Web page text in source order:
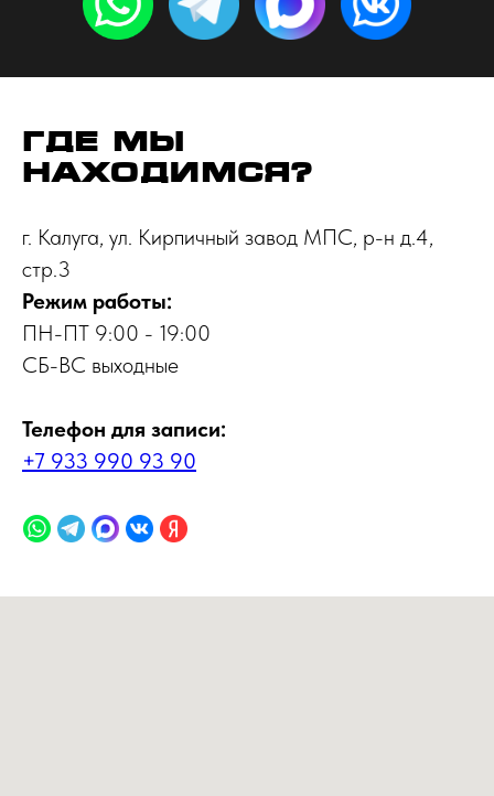
Где мы
находимся?
г. Калуга, ул. Кирпичный завод МПС, р-н д.4,
стр.3
Режим работы:
ПН-ПТ 9:00 - 19:00
СБ-ВС выходные
Телефон для записи:
+7 933 990 93 90